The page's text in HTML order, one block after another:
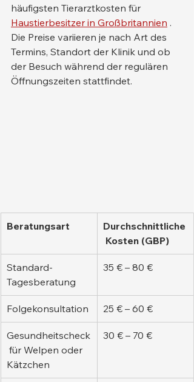
häufigsten Tierarztkosten für
Haustierbesitzer in Großbritannien .
Die Preise variieren je nach Art des
Termins, Standort der Klinik und ob
der Besuch während der regulären
Öffnungszeiten stattfindet.
Beratungsart
Durchschnittliche
Kosten (GBP)
Standard-
Tagesberatung
35 € – 80 €
Folgekonsultation 25 € – 60 €
Gesundheitscheck
für Welpen oder
Kätzchen
30 € – 70 €